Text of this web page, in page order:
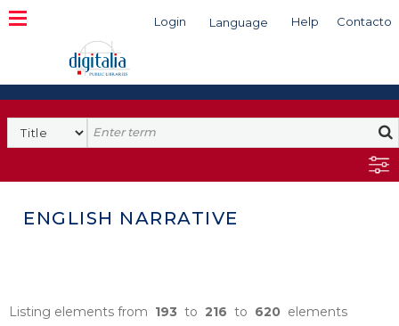
Login Language Help Contacto
Search
ENGLISH NARRATIVE
Listing elements from 193 to 216 to 620 elements